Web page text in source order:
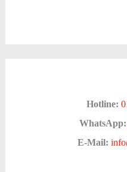
Hotline:
WhatsApp:
E-Mail: